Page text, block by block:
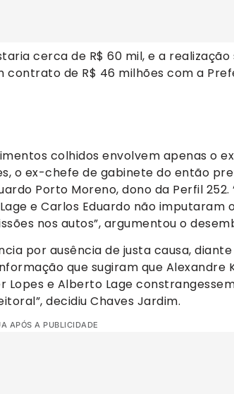
cerca de R$ 60 mil, e a realização
contrato de R$ 46 milhões com a
colhidos envolvem apenas o
o ex-chefe de gabinete do então
Porto Moreno, dono da Perfil 252.
e Carlos Eduardo não imputaram
nos autos”, argumentou o
por ausência de justa causa,
que sugiram que Alexandre
Lopes e Alberto Lage
decidiu Chaves Jardim.
APÓS A PUBLICIDADE